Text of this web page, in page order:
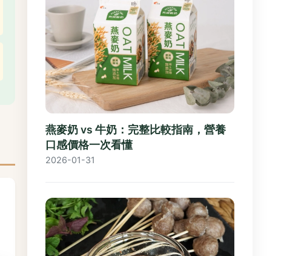
燕麥奶 vs 牛奶：完整比較指南，營養
口感價格一次看懂
2026-01-31